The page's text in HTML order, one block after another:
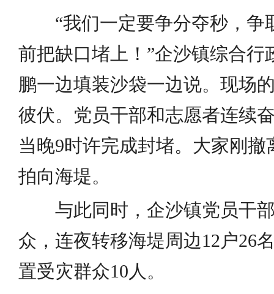
“我们一定要争分夺秒，争
前把缺口堵上！”企沙镇综合行
鹏一边填装沙袋一边说。现场
彼伏。党员干部和志愿者连续
当晚9时许完成封堵。大家刚
拍向海堤。
与此同时，企沙镇党员干部
众，连夜转移海堤周边12户26
置受灾群众10人。